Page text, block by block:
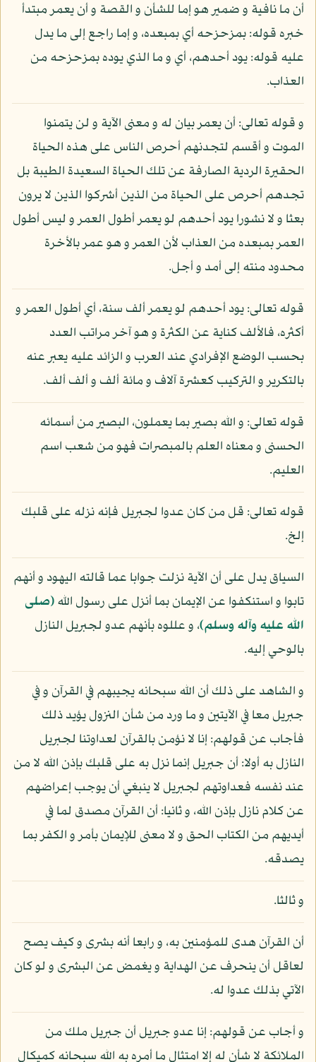
أن ما نافية و ضمير هو إما للشأن و القصة و أن يعمر مبتدأ
خبره قوله: بمزحزحه أي بمبعده، و إما راجع إلى ما يدل
عليه قوله: يود أحدهم، أي و ما الذي يوده بمزحزحه من
العذاب.
و قوله تعالى: أن يعمر بيان له و معنى الآية و لن يتمنوا
الموت و أقسم لتجدنهم أحرص الناس على هذه الحياة
الحقيرة الردية الصارفة عن تلك الحياة السعيدة الطيبة بل
تجدهم أحرص على الحياة من الذين أشركوا الذين لا يرون
بعثا و لا نشورا يود أحدهم لو يعمر أطول العمر و ليس أطول
العمر بمبعده من العذاب لأن العمر و هو عمر بالأخرة
محدود منته إلى أمد و أجل.
قوله تعالى: يود أحدهم لو يعمر ألف سنة، أي أطول العمر و
أكثره، فالألف كناية عن الكثرة و هو آخر مراتب العدد
بحسب الوضع الإفرادي عند العرب و الزائد عليه يعبر عنه
بالتكرير و التركيب كعشرة آلاف و مائة ألف و ألف ألف.
قوله تعالى: و الله بصير بما يعملون، البصير من أسمائه
الحسنى و معناه العلم بالمبصرات فهو من شعب اسم
العليم.
قوله تعالى: قل من كان عدوا لجبريل فإنه نزله على قلبك
إلخ.
السياق يدل على أن الآية نزلت جوابا عما قالته اليهود و أنهم
تابوا و استنكفوا عن الإيمان بما أنزل على رسول الله(صلى
الله عليه وآله وسلم)، و عللوه بأنهم عدو لجبريل النازل
بالوحي إليه.
و الشاهد على ذلك أن الله سبحانه يجيبهم في القرآن و في
جبريل معا في الآيتين و ما ورد من شأن النزول يؤيد ذلك
فأجاب عن قولهم: إنا لا نؤمن بالقرآن لعداوتنا لجبريل
النازل به أولا: أن جبريل إنما نزل به على قلبك بإذن الله لا من
عند نفسه فعداوتهم لجبريل لا ينبغي أن يوجب إعراضهم
عن كلام نازل بإذن الله، و ثانيا: أن القرآن مصدق لما في
أيديهم من الكتاب الحق و لا معنى للإيمان بأمر و الكفر بما
يصدقه.
و ثالثا.
أن القرآن هدى للمؤمنين به، و رابعا أنه بشرى و كيف يصح
لعاقل أن ينحرف عن الهداية و يغمض عن البشرى و لو كان
الآتي بذلك عدوا له.
و أجاب عن قولهم: إنا عدو جبريل أن جبريل ملك من
الملائكة لا شأن له إلا امتثال ما أمره به الله سبحانه كميكال